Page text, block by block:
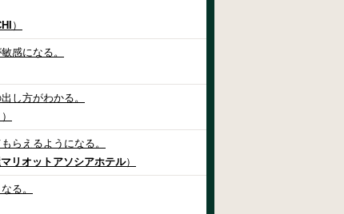
）
感になる。
し方がわかる。
）
らえるようになる。
リオットアソシアホテル）
る。